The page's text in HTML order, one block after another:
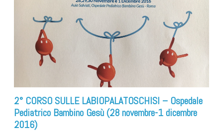
2° CORSO SULLE LABIOPALATOSCHISI – Ospedale
Pediatrico Bambino Gesù (28 novembre-1 dicembre
2016)